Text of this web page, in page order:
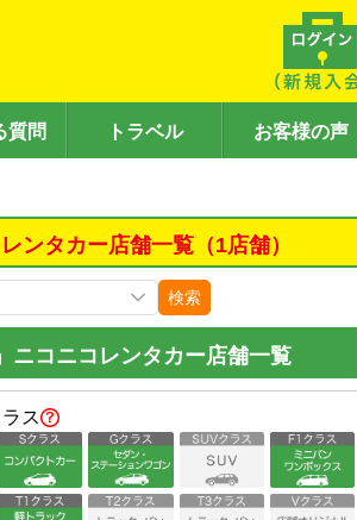
質問 トラベル お客様の声
ンタカー店舗一覧（1店舗）
検索
ニコニコレンタカー店舗一覧
ス